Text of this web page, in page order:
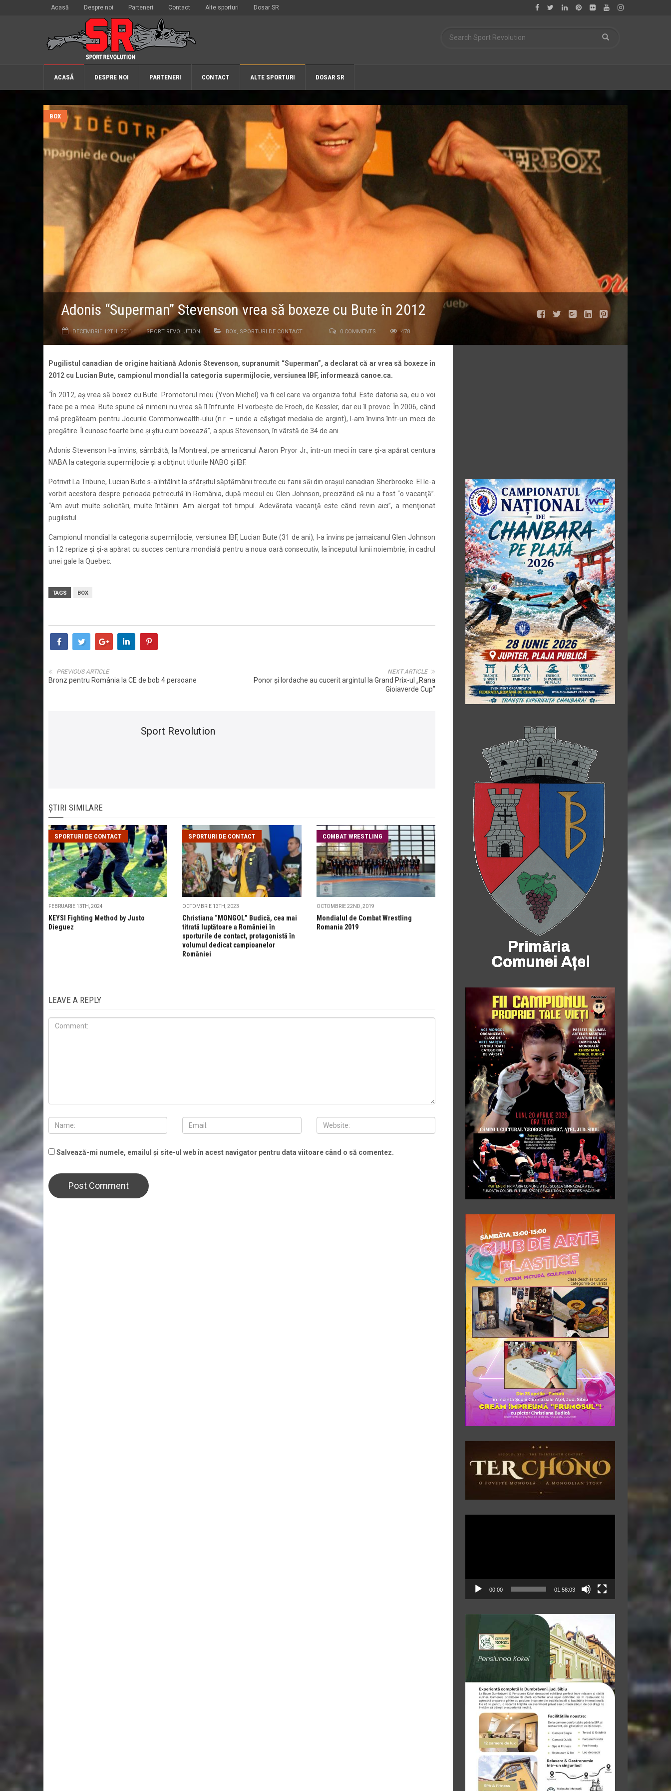
Acasă Despre noi Parteneri Contact Alte sporturi Dosar SR
ACASĂ DESPRE NOI PARTENERI CONTACT ALTE SPORTURI DOSAR SR
BOX
Adonis “Superman” Stevenson vrea să boxeze cu Bute în 2012
DECEMBRIE 12TH, 2011 SPORT REVOLUTION BOX, SPORTURI DE CONTACT 0 COMMENTS 478
Pugilistul canadian de origine haitiană Adonis Stevenson, supranumit “Superman”, a declarat că ar vrea să boxeze în
2012 cu Lucian Bute, campionul mondial la categoria supermijlocie, versiunea IBF, informează canoe.ca.
“În 2012, aş vrea să boxez cu Bute. Promotorul meu (Yvon Michel) va fi cel care va organiza totul. Este datoria sa, eu o voi
face pe a mea. Bute spune că nimeni nu vrea să îl înfrunte. El vorbeşte de Froch, de Kessler, dar eu îl provoc. În 2006, când
mă pregăteam pentru Jocurile Commonwealth-ului (n.r. – unde a câştigat medalia de argint), l-am învins într-un meci de
pregătire. Îl cunosc foarte bine şi ştiu cum boxează”, a spus Stevenson, în vârstă de 34 de ani.
Adonis Stevenson l-a învins, sâmbătă, la Montreal, pe americanul Aaron Pryor Jr., într-un meci în care şi-a apărat centura
NABA la categoria supermijlocie şi a obţinut titlurile NABO şi IBF.
Potrivit La Tribune, Lucian Bute s-a întâlnit la sfârşitul săptămânii trecute cu fanii săi din oraşul canadian Sherbrooke. El le-a
vorbit acestora despre perioada petrecută în România, după meciul cu Glen Johnson, precizând că nu a fost “o vacanţă”.
“Am avut multe solicitări, multe întâlniri. Am alergat tot timpul. Adevărata vacanţă este când revin aici”, a menţionat
pugilistul.
Campionul mondial la categoria supermijlocie, versiunea IBF, Lucian Bute (31 de ani), l-a învins pe jamaicanul Glen Johnson
în 12 reprize şi şi-a apărat cu succes centura mondială pentru a noua oară consecutiv, la începutul lunii noiembrie, în cadrul
unei gale la Quebec.
TAGS BOX
NEXT ARTICLE
Ponor şi Iordache au cucerit argintul la Grand Prix-ul „Rana
Gioiaverde Cup”
PREVIOUS ARTICLE
Bronz pentru România la CE de bob 4 persoane
Sport Revolution
ȘTIRI SIMILARE
SPORTURI DE CONTACT
FEBRUARIE 13TH, 2024
KEYSI Fighting Method by Justo
Dieguez
SPORTURI DE CONTACT
OCTOMBRIE 13TH, 2023
Christiana “MONGOL” Budică, cea mai
titrată luptătoare a României în
sporturile de contact, protagonistă în
volumul dedicat campioanelor
României
COMBAT WRESTLING
OCTOMBRIE 22ND, 2019
Mondialul de Combat Wrestling
Romania 2019
LEAVE A REPLY
Salvează-mi numele, emailul și site-ul web în acest navigator pentru data viitoare când o să comentez.
00:00 01:58:03